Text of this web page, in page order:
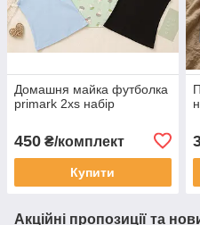
Домашня майка футболка
primark 2xs набір
450 ₴/комплект
Купити
Акційні пропозиції та